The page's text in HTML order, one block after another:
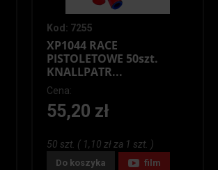
Kod: 7255
XP1044 RACE
PISTOLETOWE 50szt.
KNALLPATR...
Cena:
55,20 zł
50 szt. ( 1,10 zł za 1 szt. )
Do koszyka film